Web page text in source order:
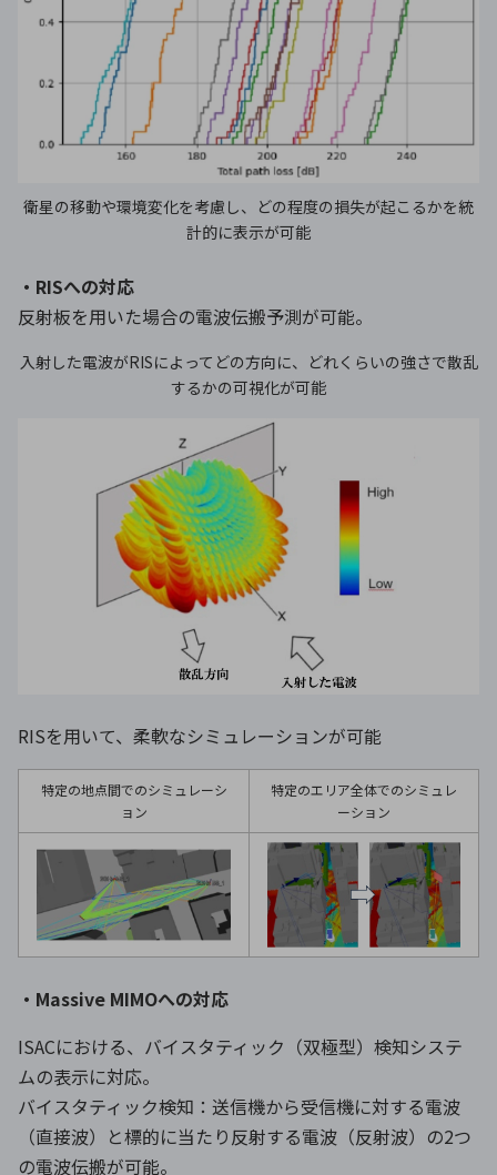
衛星の移動や環境変化を考慮し、どの程度の損失が起こるかを統
計的に表示が可能
・RISへの対応
反射板を用いた場合の電波伝搬予測が可能。
入射した電波がRISによってどの方向に、どれくらいの強さで散乱
するかの可視化が可能
RISを用いて、柔軟なシミュレーションが可能
特定の地点間でのシミュレーシ
ョン
特定のエリア全体でのシミュレ
ーション
・Massive MIMOへの対応
ISACにおける、バイスタティック（双極型）検知システ
ムの表示に対応。
バイスタティック検知：送信機から受信機に対する電波
（直接波）と標的に当たり反射する電波（反射波）の2つ
の電波伝搬が可能。